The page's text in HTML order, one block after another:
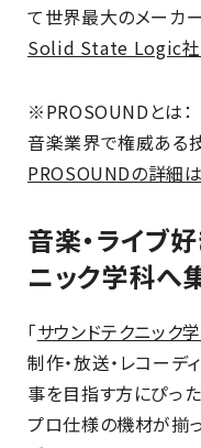
て世界最大のメーカー
Solid State Logic社
※PROSOUNDとは：
音楽業界で権威ある
PROSOUNDの詳細
音楽・ライブ
ニック学科へ
「サウンドテクニック
制作・放送・レコーデ
事を目指す方にぴった
プロ仕様の機材が揃